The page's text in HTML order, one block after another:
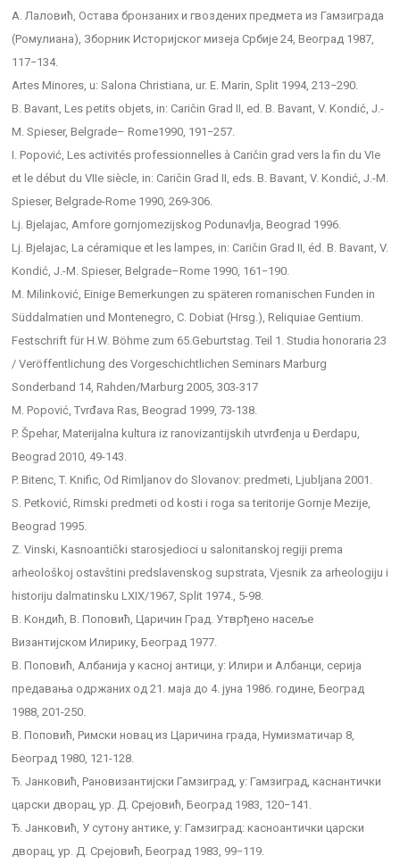
A. Лаловић, Oстава бронзаних и гвоздених предмета из Гамзиграда
(Ромулиана), Зборник Историјског мизеја Србије 24, Bеоград 1987,
117−134.
Artes Minores, u: Salona Christiana, ur. E. Marin, Split 1994, 213−290.
B. Bavant, Les petits objets, in: Caričin Grad II, еd. B. Bavant, V. Kondić, J.-
M. Spieser, Belgrade– Rome1990, 191−257.
I. Popović, Les activités professionnelles à Caričin grad vers la fin du VIe
et le début du VIIe siècle, in: Caričin Grad II, eds. B. Bavant, V. Kondić, J.-M.
Spieser, Belgrade-Rome 1990, 269-306.
Lj. Bjelajac, Amfore gornjomezijskog Podunavlja, Beograd 1996.
Lj. Bjelajac, La céramique et les lampes, in: Caričin Grad II, éd. B. Bavant, V.
Kondić, J.-M. Spieser, Belgrade–Rome 1990, 161−190.
M. Milinković, Einige Bemerkungen zu späteren romanischen Funden in
Süddalmatien und Montenegro, C. Dobiat (Hrsg.), Reliquiae Gentium.
Festschrift für H.W. Böhme zum 65.Geburtstag. Teil 1. Studia honoraria 23
/ Veröffentlichung des Vorgeschichtlichen Seminars Marburg
Sonderband 14, Rahden/Marburg 2005, 303-317
M. Popović, Tvrđava Ras, Beograd 1999, 73-138.
P. Špehar, Мaterijalna kultura iz ranovizantijskih utvrđenja u Đerdapu,
Beograd 2010, 49-143.
P. Bitenc, T. Knific, Od Rimljanov do Slovanov: predmeti, Ljubljana 2001.
S. Petković, Rimski predmeti od kosti i roga sa teritorije Gornje Mezije,
Beograd 1995.
Z. Vinski, Kasnoantički starosjedioci u salonitanskoj regiji prema
arheološkoj ostavštini predslavenskog supstrata, Vjesnik za arheologiju i
historiju dalmatinsku LXIX/1967, Split 1974., 5-98.
В. Kондић, В. Поповић, Царичин Град. Утврђено насеље
Византијском Илирику, Београд 1977.
В. Поповић, Албанија у касној антици, у: Илири и Албанци, серија
предавања одржаних од 21. маја до 4. јуна 1986. године, Београд
1988, 201-250.
В. Поповић, Римски новац из Царичина града, Нумизматичар 8,
Београд 1980, 121-128.
Ђ. Jанковић, Рановизантијски Гамзиград, у: Гамзиград, каснантички
царски дворац, ур. Д. Срејовић, Београд 1983, 120−141.
Ђ. Jанковић, У сутону антике, у: Гамзиград: касноантички царски
дворац, ур. Д. Срејовић, Београд 1983, 99−119.